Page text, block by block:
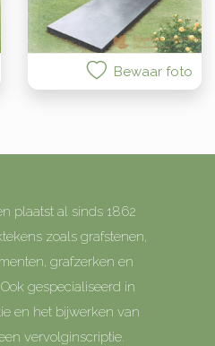
Bewaar foto
plaatst al sinds 1862
zoals grafstenen,
grafzerken en
gespecialiseerd in
en het bijwerken van
vervolginscriptie.